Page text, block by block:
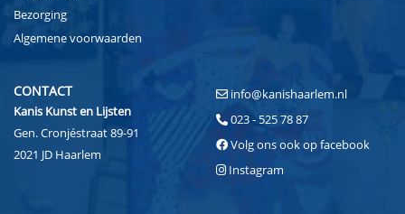
Bezorging
Algemene voorwaarden
CONTACT
Kanis Kunst en Lijsten
Gen. Cronjéstraat 89-91
2021 JD Haarlem
info@kanishaarlem.nl
023 - 525 78 87
Volg ons ook op facebook
Instagram